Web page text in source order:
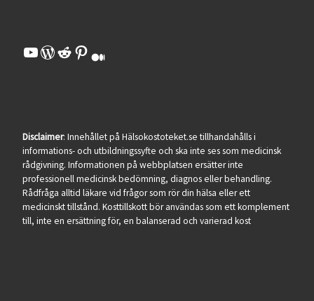
YouTube
WordPress
Reddit
Pinterest
Medium
Disclaimer: Innehållet på Hälsokostoteket.se tillhandahålls i
informations- och utbildningssyfte och ska inte ses som medicinsk
rådgivning. Informationen på webbplatsen ersätter inte
professionell medicinsk bedömning, diagnos eller behandling.
Rådfråga alltid läkare vid frågor som rör din hälsa eller ett
medicinskt tillstånd. Kosttillskott bör användas som ett komplement
till, inte en ersättning för, en balanserad och varierad kost